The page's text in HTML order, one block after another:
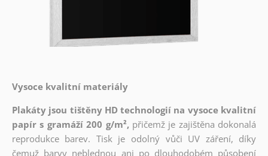
Vysoce kvalitní materiály
Plakáty jsou tištěny HD technologií na vysoce kvalitní
papír s gramáží 200 g/m², přičemž je zajištěna dokonalá
reprodukce barev. Tisk je odolný vůči UV záření, díky
čemuž barvy neblednou ani po dlouhodobém působení